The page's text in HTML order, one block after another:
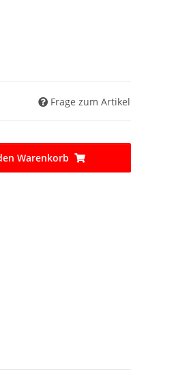
Frage zum Artikel
Warenkorb